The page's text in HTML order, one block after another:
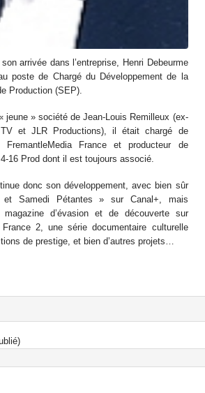
arrivée dans l’entreprise, Henri Debeurme
poste de Chargé du Développement de la
Production (SEP).
jeune » société de Jean-Louis Remilleux (ex-
et JLR Productions), il était chargé de
FremantleMedia France et producteur de
16 Prod dont il est toujours associé.
donc son développement, avec bien sûr
et Samedi Pétantes » sur Canal+, mais
d’évasion et de découverte sur
France 2, une série documentaire culturelle
de prestige, et bien d’autres projets…